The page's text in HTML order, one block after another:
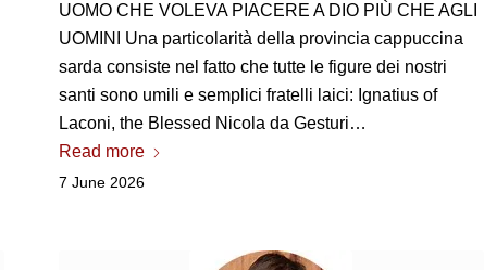
UOMO CHE VOLEVA PIACERE A DIO PIÙ CHE AGLI
UOMINI Una particolarità della provincia cappuccina
sarda consiste nel fatto che tutte le figure dei nostri
santi sono umili e semplici fratelli laici: Ignatius of
Laconi, the Blessed Nicola da Gesturi…
Read more
7 June 2026